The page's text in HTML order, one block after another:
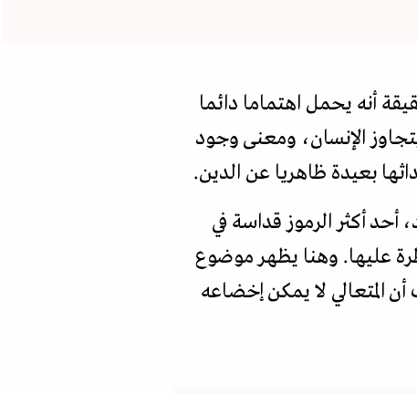
أنه يحمل اهتماما دائما
الإنسان، ومعنى وجود
بعيدة ظاهريا عن الدين.
أحد أكثر الرموز قداسة في
عليها. وهنا يظهر موضوع
المتعالي لا يمكن إخضاعه